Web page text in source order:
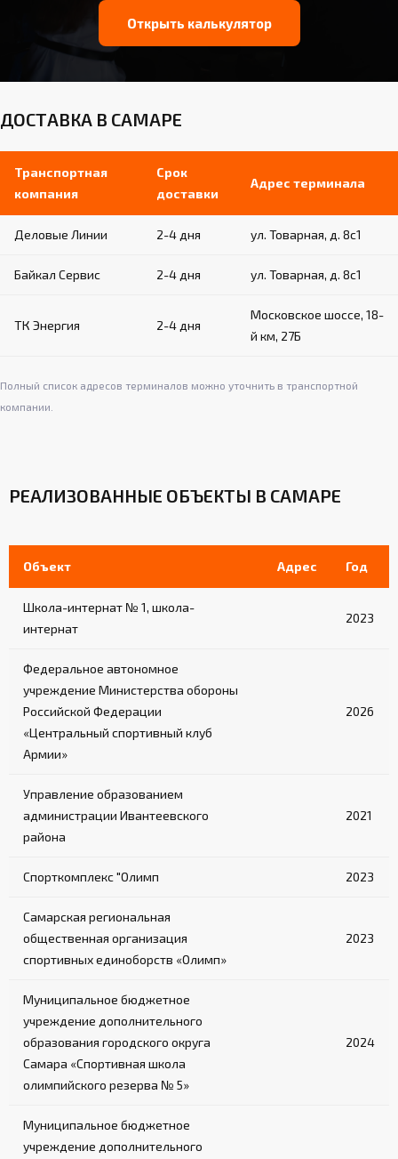
Открыть калькулятор
ДОСТАВКА В САМАРЕ
Транспортная
компания
Срок
доставки
Адрес терминала
Деловые Линии 2-4 дня ул. Товарная, д. 8с1
Байкал Сервис 2-4 дня ул. Товарная, д. 8с1
ТК Энергия 2-4 дня
Московское шоссе, 18-
й км, 27Б
Полный список адресов терминалов можно уточнить в транспортной
компании.
РЕАЛИЗОВАННЫЕ ОБЪЕКТЫ В САМАРЕ
Объект Адрес Год
Школа-интернат № 1, школа-
интернат
2023
Федеральное автономное
учреждение Министерства обороны
Российской Федерации
«Центральный спортивный клуб
Армии»
2026
Управление образованием
администрации Ивантеевского
района
2021
Спорткомплекс "Олимп 2023
Самарская региональная
общественная организация
спортивных единоборств «Олимп»
2023
Муниципальное бюджетное
учреждение дополнительного
образования городского округа
Самара «Спортивная школа
олимпийского резерва № 5»
2024
Муниципальное бюджетное
учреждение дополнительного